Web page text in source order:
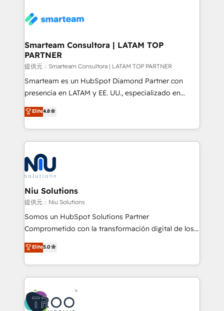
confidence. We deliver end to end strategy and
and technology around a single source of truth to
support sustainable growth and better decision-
making. Working with clients locally and globally, our
expertise includes HubSpot onboarding and CRM
implementation, automation, sales and customer
and data-driven campaigns. Winners of the first
Global HEART Award, Yamini Rogan, CEO of
Connect with us to see how we can do better and be
better together 🏆
Smarteam Consultora | LATAM TOP
PARTNER
提供元：Smarteam Consultora | LATAM TOP PARTNER
Smarteam es un HubSpot Diamond Partner con
presencia en LATAM y EE. UU., especializado en
implementaciones de HubSpot, integraciones API y
optimización de procesos comerciales con IA. Con
más de 6 años de experiencia, hemos liderado 100+
implementaciones conectando HubSpot con SAP,
ERPs, e-commerce, plataformas financieras,
WhatsApp y sistemas logísticos. Nuestro equipo
multicultural trabaja en español, inglés y portugués,
uniendo visión estratégica y excelencia técnica para
generar resultados medibles. Apoyamos a empresas
de construcción, educación, tecnología, retail, e-
commerce, salud, financieras, seguros y servicios,
tomar decisiones basadas en datos. 🌎 Highlights:
5+ años como partner HubSpot 100+
LATAM 2025 🏆 Impulsamos crecimiento con CRM +
IA en múltiples industrias. 👉 ¿Listo para transformar
Elite4.8
Niu Solutions
提供元：Niu Solutions
Somos un HubSpot Solutions Partner
Comprometido con la transformación digital de los
procesos comerciales de las empresas en
Latinoamérica, con un enfoque en Marketing, Ventas
y Servicio al Cliente. Somos un equipo de trabajo
multidisciplinario de alto rendimiento, con
conocimiento y experiencia enfocado en: 1.
Optimizar la eficiencia operativa de nuestros
Elite5.0